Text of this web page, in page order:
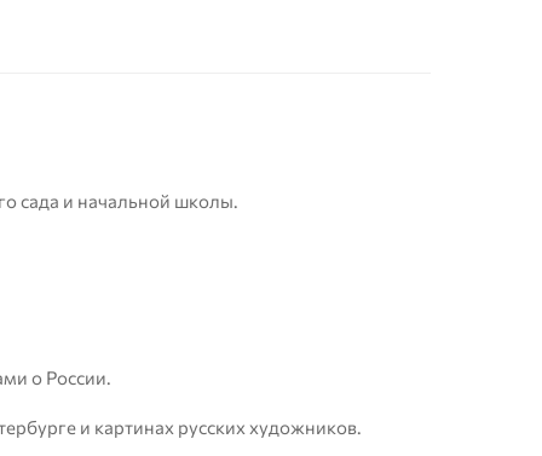
сада и начальной школы.
о России.
и картинах русских художников.